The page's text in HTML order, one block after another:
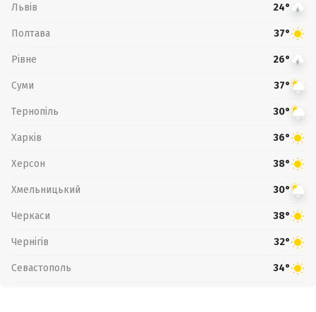
Львів 24°
Полтава 37°
Рівне 26°
Суми 37°
Тернопіль 30°
Харків 36°
Херсон 38°
Хмельницький 30°
Черкаси 38°
Чернігів 32°
Севастополь 34°